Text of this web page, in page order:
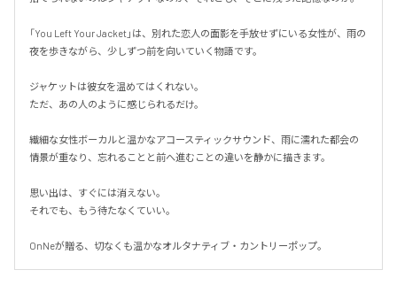
「You Left Your Jacket」は、別れた恋人の面影を手放せずにいる女性が、雨の
夜を歩きながら、少しずつ前を向いていく物語です。
ジャケットは彼女を温めてはくれない。
ただ、あの人のように感じられるだけ。
繊細な女性ボーカルと温かなアコースティックサウンド、雨に濡れた都会の
情景が重なり、忘れることと前へ進むことの違いを静かに描きます。
思い出は、すぐには消えない。
それでも、もう待たなくていい。
OnNeが贈る、切なくも温かなオルタナティブ・カントリーポップ。